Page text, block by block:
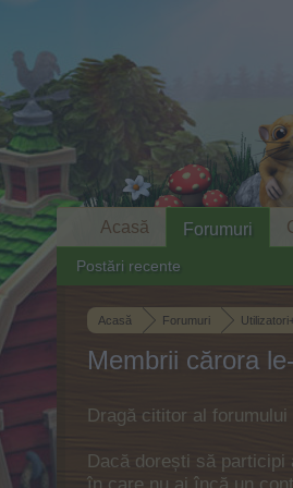
Acasă Forumuri
Membrii cărora
Dragă cititor al forumului
Dacă dorești să
Acasă Forumuri
Postări recente